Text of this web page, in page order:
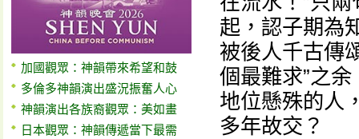
加國觀眾：神韻帶來希望和鼓
多倫多神韻演出盛況振奮人心
神韻演出各族裔觀眾：美如畫
日本觀眾：神韻傳遞當下最需
起，認子期為
被後人千古傳
個最難求”之
地位懸殊的人
多年故交？